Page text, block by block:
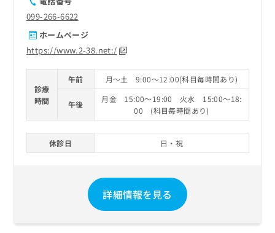
099-266-6622
ホームページ
https://www.2-38.net:/
診療
時間
午前 月～土 9:00～12:00(科目毎時間あり)
午後
月金 15:00～19:00 火水 15:00～18:
00 (科目毎時間あり)
休診日 日・祝
詳細情報を見る